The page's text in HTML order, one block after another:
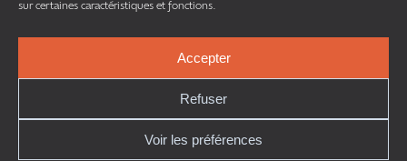
sur certaines caractéristiques et fonctions.
Accepter
Refuser
Voir les préférences
Ce site est protégé par reCAPTCHA. Lesrègles de confidentialité
conditions d’utilisationde Google s’appliquent.
TOUS DROITS RÉSERVÉS © 2026 | CAM MÉCANIQUE INC. |